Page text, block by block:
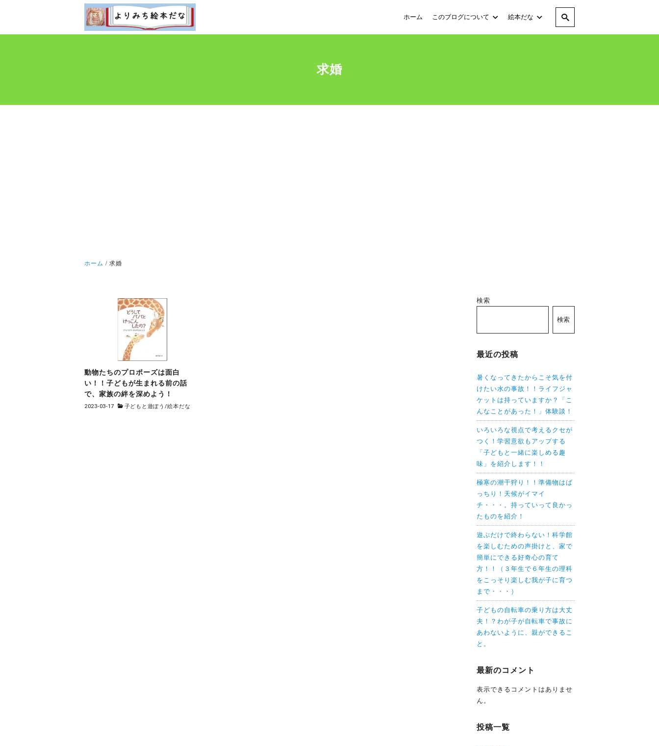
ホーム このブログについて 絵本だな
求婚
ホーム 求婚
動物たちのプロポーズは面白
い！！子どもが生まれる前の話
で、家族の絆を深めよう！
2023-03-17 子どもと遊ぼう /絵本だな
検索
検索
最近の投稿
暑くなってきたからこそ気を付
けたい水の事故！！ライフジャ
ケットは持っていますか？「こ
んなことがあった！」体験談！
いろいろな視点で考えるクセが
つく！学習意欲もアップする
「子どもと一緒に楽しめる趣
味」を紹介します！！
極寒の潮干狩り！！準備物はば
っちり！天候がイマイ
チ・・・。持っていって良かっ
たものを紹介！
遊ぶだけで終わらない！科学館
を楽しむための声掛けと、家で
簡単にできる好奇心の育て
方！！（３年生で６年生の理科
をこっそり楽しむ我が子に育つ
まで・・・）
子どもの自転車の乗り方は大丈
夫！？わが子が自転車で事故に
あわないように、親ができるこ
と。
最新のコメント
表示できるコメントはありませ
ん。
投稿一覧